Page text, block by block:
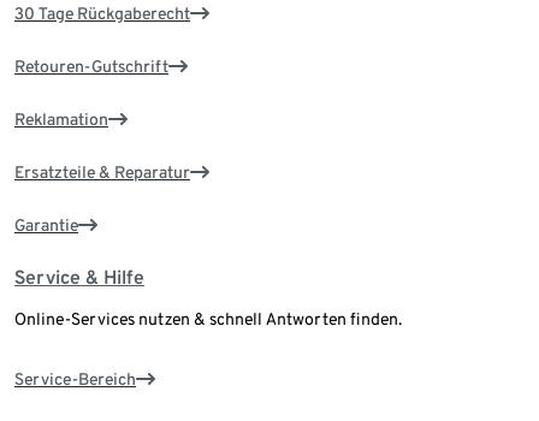
30 Tage Rückgaberecht
Retouren-Gutschrift
Reklamation
Ersatzteile & Reparatur
Garantie
Service & Hilfe
Online-Services nutzen & schnell Antworten finden.
Service-Bereich